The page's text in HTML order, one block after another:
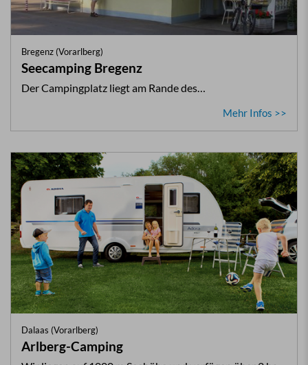
Bregenz (Vorarlberg)
Seecamping Bregenz
Der Campingplatz liegt am Rande des…
Mehr Infos >>
Dalaas (Vorarlberg)
Arlberg-Camping